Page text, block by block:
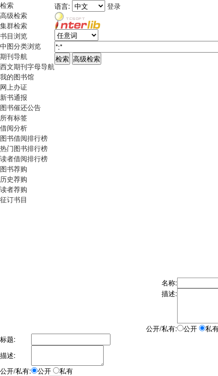
检索
高级检索
集群检索
书目浏览
中图分类浏览
期刊导航
西文期刊字母导航
我的图书馆
网上办证
新书通报
图书催还公告
所有标签
借阅分析
图书借阅排行榜
热门图书排行榜
读者借阅排行榜
图书荐购
历史荐购
读者荐购
征订书目
语言: 登录
名称:
描述:
公开/私有: 公开
私
标题:
描述:
公开/私有:
公开 私有